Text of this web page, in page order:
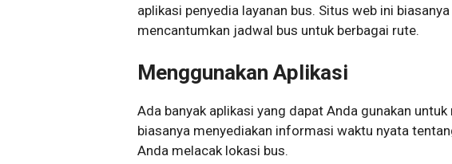
aplikasi penyedia layanan bus. Situs web ini
mencantumkan jadwal bus untuk berbagai rute.
Menggunakan Aplikasi
Ada banyak aplikasi yang dapat Anda gunakan
biasanya menyediakan informasi waktu nyata
Anda melacak lokasi bus.